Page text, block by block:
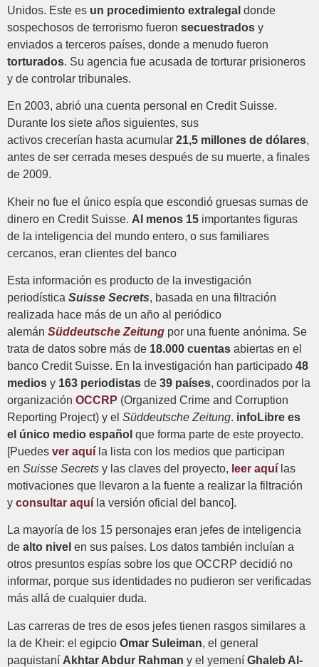
Unidos. Este es un procedimiento extralegal donde
sospechosos de terrorismo fueron secuestrados y
enviados a terceros países, donde a menudo fueron
torturados. Su agencia fue acusada de torturar prisioneros
y de controlar tribunales.
En 2003, abrió una cuenta personal en Credit Suisse.
Durante los siete años siguientes, sus
activos crecerían hasta acumular 21,5 millones de dólares,
antes de ser cerrada meses después de su muerte, a finales
de 2009.
Kheir no fue el único espía que escondió gruesas sumas de
dinero en Credit Suisse. Al menos 15 importantes figuras
de la inteligencia del mundo entero, o sus familiares
cercanos, eran clientes del banco
Esta información es producto de la investigación
periodística Suisse Secrets, basada en una filtración
realizada hace más de un año al periódico
alemán Süddeutsche Zeitung por una fuente anónima. Se
trata de datos sobre más de 18.000 cuentas abiertas en el
banco Credit Suisse. En la investigación han participado 48
medios y 163 periodistas de 39 países, coordinados por la
organización OCCRP (Organized Crime and Corruption
Reporting Project) y el Süddeutsche Zeitung. infoLibre es
el único medio español que forma parte de este proyecto.
[Puedes ver aquí la lista con los medios que participan
en Suisse Secrets y las claves del proyecto, leer aquí las
motivaciones que llevaron a la fuente a realizar la filtración
y consultar aquí la versión oficial del banco].
La mayoría de los 15 personajes eran jefes de inteligencia
de alto nivel en sus países. Los datos también incluían a
otros presuntos espías sobre los que OCCRP decidió no
informar, porque sus identidades no pudieron ser verificadas
más allá de cualquier duda.
Las carreras de tres de esos jefes tienen rasgos similares a
la de Kheir: el egipcio Omar Suleiman, el general
paquistaní Akhtar Abdur Rahman y el yemení Ghaleb Al-